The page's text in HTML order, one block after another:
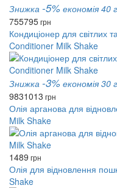
Знижка -5% економія 40
755795грн
Кондиціонер для світлих
Conditioner Milk Shake
Знижка -3% економія 30
9831013 грн
Олія арганова для
Milk Shake
1489 грн
Олія для відновлення
Shake